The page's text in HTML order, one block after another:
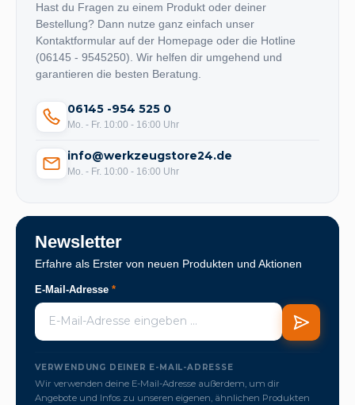
Hast du Fragen zu einem Produkt oder deiner
Bestellung? Dann nutze ganz einfach unser
Kontaktformular auf der Homepage oder die Hotline
(06145 - 9545250). Wir helfen dir umgehend und
garantieren die besten Beratung.
06145 -954 525 0
Mo. - Fr. 10:00 - 16:00 Uhr
info@werkzeugstore24.de
Mo. - Fr. 10:00 - 16:00 Uhr
Newsletter
Erfahre als Erster von neuen Produkten und Aktionen
E-Mail-Adresse *
VERWENDUNG DEINER E-MAIL-ADRESSE
Wir verwenden deine E-Mail-Adresse außerdem, um dir
Angebote und Infos zu unseren eigenen, ähnlichen Produkten